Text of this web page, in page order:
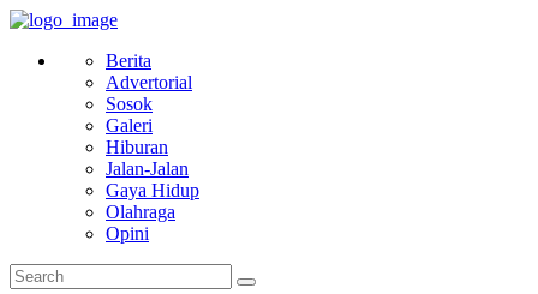
Berita
Advertorial
Sosok
Galeri
Hiburan
Jalan-Jalan
Gaya Hidup
Olahraga
Opini